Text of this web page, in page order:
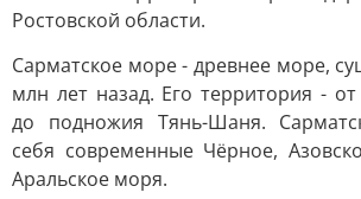
Ростовской области.
Сарматское море - древнее море,
млн лет назад. Его территория -
до подножия Тянь-Шаня.
себя современные Чёрное,
Аральское моря.